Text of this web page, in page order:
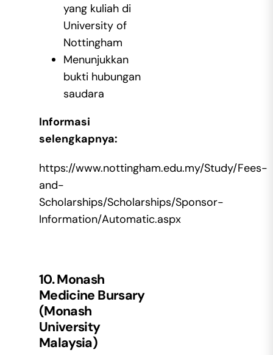
yang kuliah di
University of
Nottingham
Menunjukkan
bukti hubungan
saudara
Informasi
selengkapnya:
https://www.nottingham.edu.my/Study/Fees-
and-
Scholarships/Scholarships/Sponsor-
Information/Automatic.aspx
10. Monash
Medicine Bursary
(Monash
University
Malaysia)